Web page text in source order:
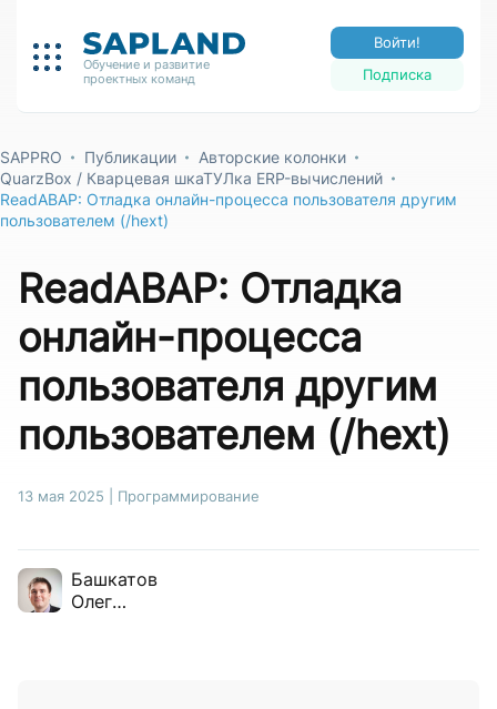
Обучение и развитие
проектных команд
Подписка
Войти!
SAPPRO Публикации
Авторские колонки
QuarzBox / Кварцевая шкаТУЛка ERP-вычислений
ReadABAP: Отладка онлайн-процесса пользователя другим
пользователем (/hext)
ReadABAP: Отладка
онлайн-процесса
пользователя другим
пользователем (/hext)
13 мая 2025 Программирование
Башкатов
Олег